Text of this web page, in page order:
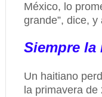
México, lo
grande”, dice,
Siempre la
Un haitiano
la primavera